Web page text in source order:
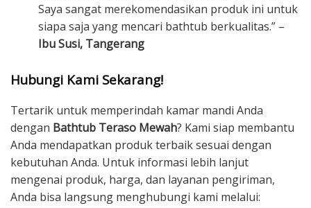
Saya sangat merekomendasikan produk ini untuk
siapa saja yang mencari bathtub berkualitas.” –
Ibu Susi, Tangerang
Hubungi Kami Sekarang!
Tertarik untuk memperindah kamar mandi Anda
dengan Bathtub Teraso Mewah? Kami siap membantu
Anda mendapatkan produk terbaik sesuai dengan
kebutuhan Anda. Untuk informasi lebih lanjut
mengenai produk, harga, dan layanan pengiriman,
Anda bisa langsung menghubungi kami melalui: